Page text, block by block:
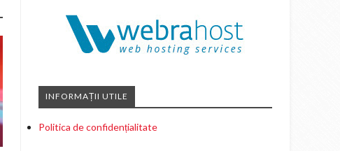
INFORMAȚII UTILE
Politica de confidențialitate